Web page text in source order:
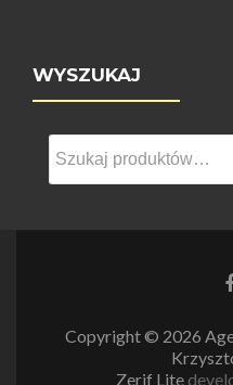
WYSZUKAJ
Szukaj:
Copyright © 2026
Zerif Lite